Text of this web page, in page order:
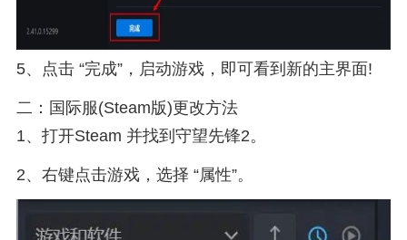
5、点击 “完成”，启动游戏，即可看到新的主界面!
二：国际服(Steam版)更改方法
1、打开Steam 并找到守望先锋2。
2、右键点击游戏，选择 “属性”。